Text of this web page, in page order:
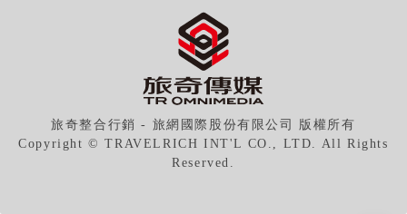
旅奇整合行銷 - 旅網國際股份有限公司 版權所有
Copyright © TRAVELRICH INT'L CO., LTD. All Rights
Reserved.